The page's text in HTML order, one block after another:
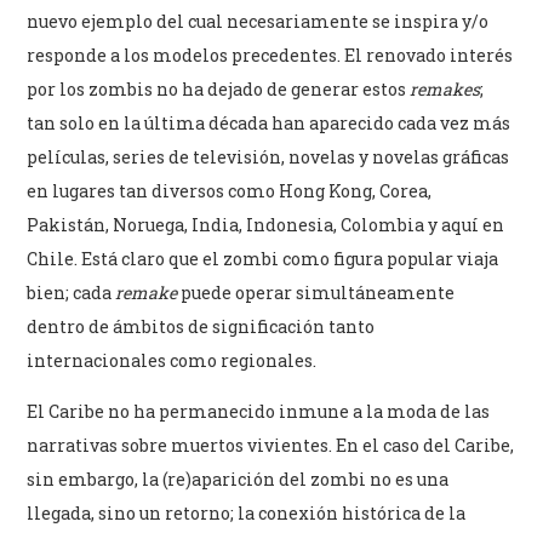
nuevo ejemplo del cual necesariamente se inspira y/o
responde a los modelos precedentes. El renovado interés
por los zombis no ha dejado de generar estos remakes;
tan solo en la última década han aparecido cada vez más
películas, series de televisión, novelas y novelas gráficas
en lugares tan diversos como Hong Kong, Corea,
Pakistán, Noruega, India, Indonesia, Colombia y aquí en
Chile. Está claro que el zombi como figura popular viaja
bien; cada remakepuede operar simultáneamente
dentro de ámbitos de significación tanto
internacionales como regionales.
El Caribe no ha permanecido inmune a la moda de las
narrativas sobre muertos vivientes. En el caso del Caribe,
sin embargo, la (re)aparición del zombi no es una
llegada, sino un retorno; la conexión histórica de la